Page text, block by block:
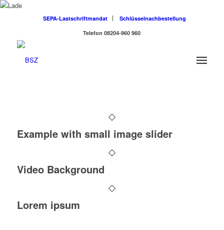
SEPA-Lastschriftmandat
Schlüsselnachbestellung
Telefon 08204-960 960
Example with small image slider
Video Background
Lorem ipsum